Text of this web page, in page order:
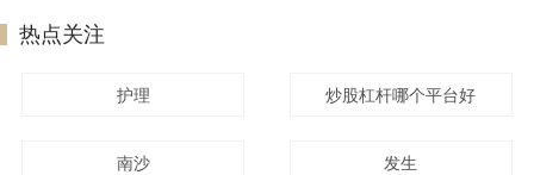
热点关注
护理 炒股杠杆哪个平台好
南沙 发生